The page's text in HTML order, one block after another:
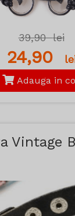
39,90lei
24,90
Adauga in
Vintage